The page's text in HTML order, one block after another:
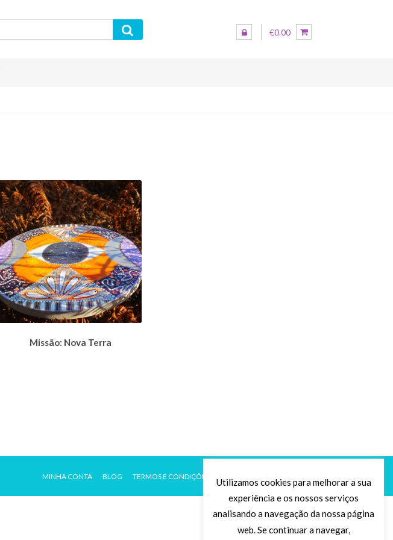
€0.00
Missão: Nova Terra
MINHA CONTA BLOG TERMOS E CONDIÇÕES
Utilizamos cookies para melhorar a sua
experiência e os nossos serviços
analisando a navegação da nossa página
web. Se continuar a navegar,